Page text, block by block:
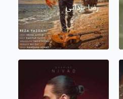
رضا یزدانی